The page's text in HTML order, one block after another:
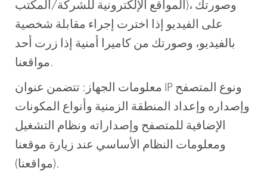
المواقع الإلكترونية للشركة/المكتب)، وصورتك
على الفيديو إذا اخترت إجراء مقابلة شخصية
بالفيديو، وصورتك من كاميرا أمنية إذا زرت أحد
مواقعنا.
معلومات الجهاز: تتضمن عنوان IP ونوع المتصفح
وإصداره وإعداد المنطقة الزمنية وأنواع المكونات
الإضافية للمتصفح وإصداراته ونظام التشغيل
ومعلومات النظام الأساسي عند زيارة موقعنا
(مواقعنا).